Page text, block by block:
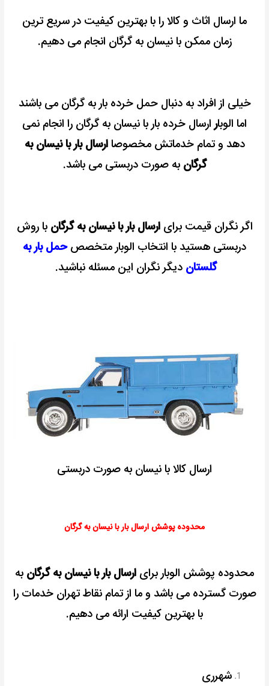
ما ارسال اثاث و کالا را با بهترین کیفیت در سریع ترین
زمان ممکن با نیسان به گرگان انجام می دهیم.
خیلی از افراد به دنبال حمل خرده بار به گرگان می باشند
اما الوبارارسال خرده بار با نیسان به گرگان را انجام نمی
دهد و تمام خدماتش مخصوصاارسال بار با نیسان به
گرگان به صورت دربستی می باشد.
اگر نگران قیمت برایارسال بار با نیسان به گرگان با روش
دربستی هستید با انتخاب الوبار متخصصحمل بار به
گلستان دیگر نگران این مسئله نباشید.
ارسال کالا با نیسان به صورت دربستی
محدوده پوشش ارسال بار با نیسان به گرگان
محدوده پوشش الوبار برای ارسال بار با نیسان به گرگان به
صورت گسترده می باشد و ما از تمام نقاط تهران خدمات را
با بهترین کیفیت ارائه می دهیم.
شهرری